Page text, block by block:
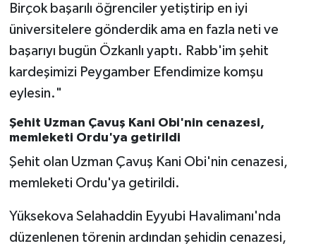
Birçok başarılı öğrenciler yetiştirip en iyi
üniversitelere gönderdik ama en fazla neti ve
başarıyı bugün Özkanlı yaptı. Rabb'im şehit
kardeşimizi Peygamber Efendimize komşu
eylesin."
Şehit Uzman Çavuş Kani Obi'nin cenazesi,
memleketi Ordu'ya getirildi
Şehit olan Uzman Çavuş Kani Obi'nin cenazesi,
memleketi Ordu'ya getirildi.
Yüksekova Selahaddin Eyyubi Havalimanı'nda
düzenlenen törenin ardından şehidin cenazesi,